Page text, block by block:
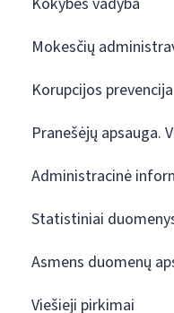
Mokesčių
Korupcijos prevencija
Pranešėjų apsauga.
Administracinė
Statistiniai
Asmens duomenų
Viešieji pirkimai